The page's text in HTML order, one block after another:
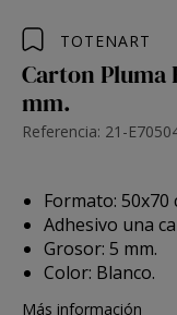
TOTENART
Carton Pluma
mm.
Referencia: 21-
Formato: 50x70
Adhesivo una
Grosor: 5 mm.
Color: Blanco.
Más información